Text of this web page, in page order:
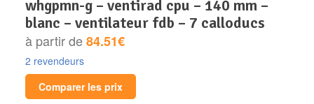
whgpmn-g – ventirad cpu – 140 mm –
blanc – ventilateur fdb – 7 calloducs
à partir de84.51€
2 revendeurs
Comparer les prix